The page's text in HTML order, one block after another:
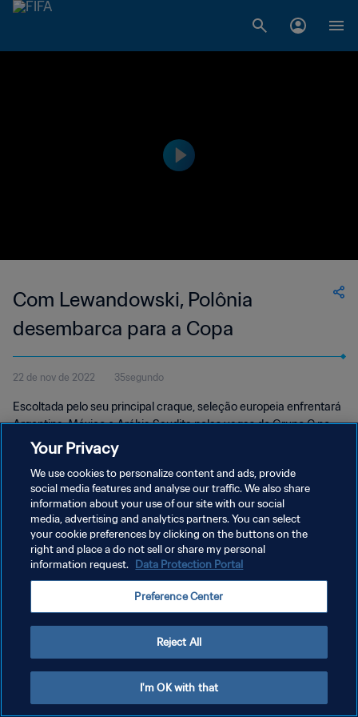
Com Lewandowski, Polônia
desembarca para a Copa
22 de nov de 2022 35segundo
Escoltada pelo seu principal craque, seleção europeia enfrentará
Argentina, México e Arábia Saudita pelas vagas do Grupo C no
Mundial do Qatar.
POLÍTICA DE PRIVACIDADE
TERMOS DE SERVIÇO
ADMINISTRAR AS PREFERÊNCIAS DE COOKIES
Your Privacy
We use cookies to personalize content and ads, provide
social media features and analyse our traffic. We also share
information about your use of our site with our social
media, advertising and analytics partners. You can select
your cookie preferences by clicking on the buttons on the
right and place a do not sell or share my personal
information request. Data Protection Portal
Preference Center
Reject All
I'm OK with that